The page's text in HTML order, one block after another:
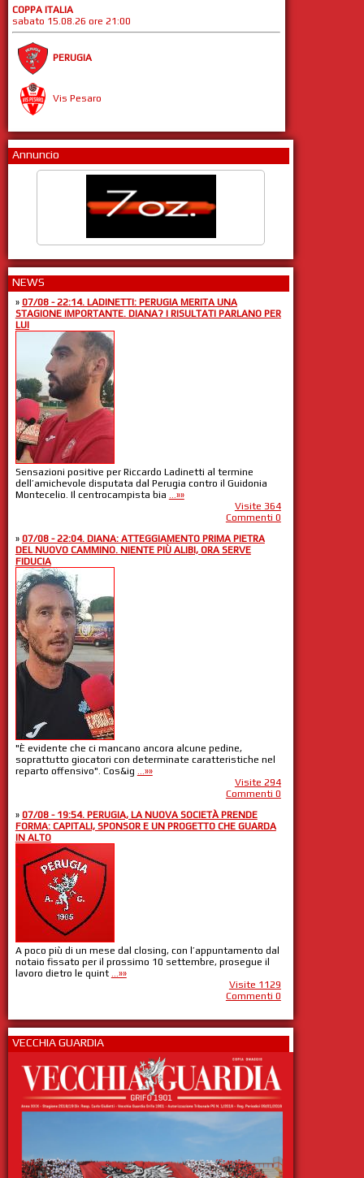
COPPA ITALIA
sabato 15.08.26 ore 21:00
PERUGIA
Vis Pesaro
Annuncio
NEWS
» 07/08 - 22:14. LADINETTI: PERUGIA MERITA UNA
STAGIONE IMPORTANTE. DIANA? I RISULTATI PARLANO PER
LUI
Sensazioni positive per Riccardo Ladinetti al termine
dell’amichevole disputata dal Perugia contro il Guidonia
Montecelio. Il centrocampista bia ...»»
Visite 364
Commenti 0
» 07/08 - 22:04. DIANA: ATTEGGIAMENTO PRIMA PIETRA
DEL NUOVO CAMMINO. NIENTE PIÙ ALIBI, ORA SERVE
FIDUCIA
"È evidente che ci mancano ancora alcune pedine,
soprattutto giocatori con determinate caratteristiche nel
reparto offensivo". Cos&ig ...»»
Visite 294
Commenti 0
» 07/08 - 19:54. PERUGIA, LA NUOVA SOCIETÀ PRENDE
FORMA: CAPITALI, SPONSOR E UN PROGETTO CHE GUARDA
IN ALTO
A poco più di un mese dal closing, con l’appuntamento dal
notaio fissato per il prossimo 10 settembre, prosegue il
lavoro dietro le quint ...»»
Visite 1129
Commenti 0
VECCHIA GUARDIA